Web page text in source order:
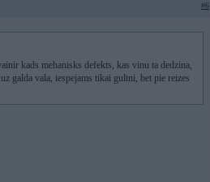
#6
kads mehanisks defekts, kas vinu ta dedzina,
galda vala, iespejams tikai gultni, bet pie reizes